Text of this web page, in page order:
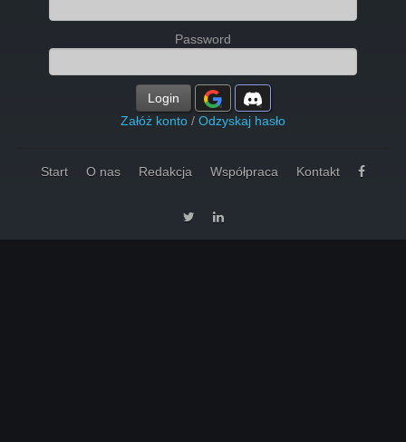
Password
Login
Załóż konto / Odzyskaj hasło
Start O nas Redakcja Współpraca Kontakt